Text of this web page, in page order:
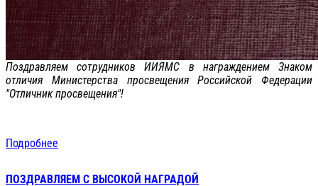
Поздравляем сотрудников ИИЯМС в награждением Знаком
отличия Министерства просвещения Российской Федерации
"Отличник просвещения"!
Подробнее
ПОЗДРАВЛЯЕМ С ВЫСОКОЙ НАГРАДОЙ